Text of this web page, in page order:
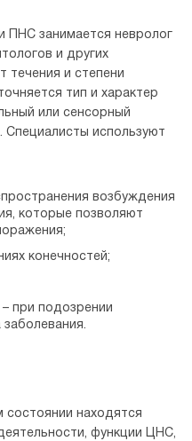
ПНС занимается невролог
и других
течения и степени
тип и характер
или сенсорный
используют
возбуждения
которые позволяют
конечностей;
– при подозрении
заболевания.
состоянии находятся
функции ЦНС,